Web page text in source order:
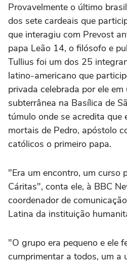
Provavelmente o último
dos sete cardeais que
que interagiu com Prevost
papa Leão 14, o filósofo e
Tullius foi um dos 25
latino-americano que
privada celebrada por ele em
subterrânea na Basílica de
túmulo onde se acredita que
mortais de Pedro, apóstolo
católicos o primeiro papa.
"Era um encontro, um curso
Cáritas", conta ele, à BBC
coordenador de
Latina da instituição
"O grupo era pequeno e ele
cumprimentar a todos, um a